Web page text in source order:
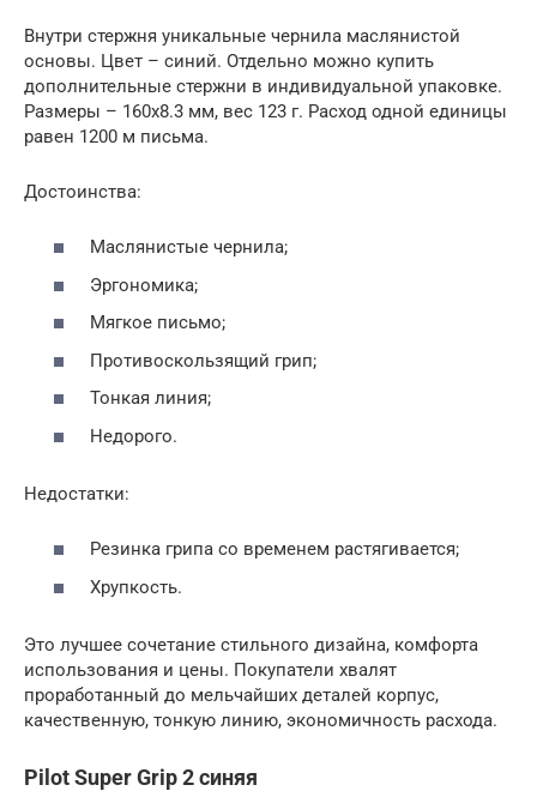
Внутри стержня уникальные чернила маслянистой
основы. Цвет – синий. Отдельно можно купить
дополнительные стержни в индивидуальной упаковке.
Размеры – 160х8.3 мм, вес 123 г. Расход одной единицы
равен 1200 м письма.
Достоинства:
Маслянистые чернила;
Эргономика;
Мягкое письмо;
Противоскользящий грип;
Тонкая линия;
Недорого.
Недостатки:
Резинка грипа со временем растягивается;
Хрупкость.
Это лучшее сочетание стильного дизайна, комфорта
использования и цены. Покупатели хвалят
проработанный до мельчайших деталей корпус,
качественную, тонкую линию, экономичность расхода.
Pilot Super Grip 2 синяя